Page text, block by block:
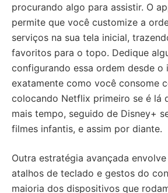
procurando algo para assistir. O
permite que você customize a
serviços na sua tela inicial,
favoritos para o topo. Dedique
configurando essa ordem desde
exatamente como você consome
colocando Netflix primeiro se é lá
mais tempo, seguido de Disney+
filmes infantis, e assim por diante.
Outra estratégia avançada
atalhos de teclado e gestos do
maioria dos dispositivos que